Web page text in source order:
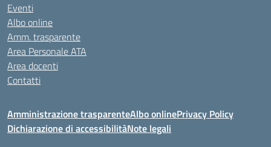
Eventi
Albo online
Amm. trasparente
Area Personale ATA
Area docenti
Contatti
Amministrazione trasparenteAlbo onlinePrivacy Policy
Dichiarazione di accessibilitàNote legali